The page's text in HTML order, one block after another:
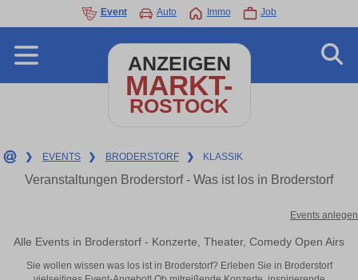
Event Auto Immo Job
ANZEIGEN
MARKT-
ROSTOCK
❯ EVENTS ❯ BRODERSTORF ❯ KLASSIK
Veranstaltungen Broderstorf - Was ist los in Broderstorf
Events anlegen
Alle Events in Broderstorf - Konzerte, Theater, Comedy Open Airs
Sie wollen wissen was los ist in Broderstorf? Erleben Sie in Broderstorf